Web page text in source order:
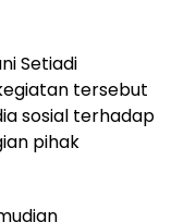
Setiadi
tersebut
sosial terhadap
pihak